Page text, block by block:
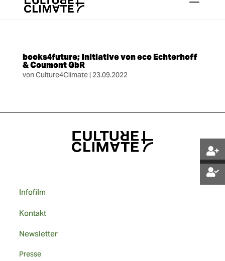
books4future; Initiative von eco Echterhoff
& Coumont GbR
vonCulture4Climate| 23.09.2022
Infofilm
Kontakt
Newsletter
Presse